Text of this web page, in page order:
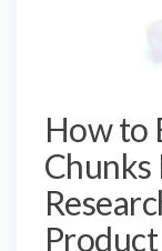
How to
Chunks
Product